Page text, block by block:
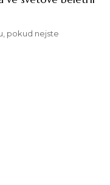
pokud nejste